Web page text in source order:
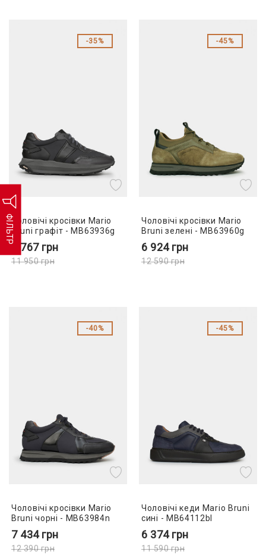
ФІЛЬТР
35%
Чоловічі кросівки Mario
Bruni графіт - MB63936g
7 767 грн
11 950грн
45%
Чоловічі кросівки Mario
Bruni зелені - MB63960g
6 924грн
12 590грн
40%
Чоловічі кросівки Mario
Bruni чорні - MB63984n
7 434грн
12 390грн
45%
Чоловічі кеди Mario Bruni
сині - MB64112bl
6 374грн
11 590грн